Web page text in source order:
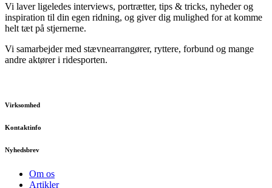
Vi laver ligeledes interviews, portrætter, tips & tricks, nyheder og
inspiration til din egen ridning, og giver dig mulighed for at komme
helt tæt på stjernerne.
Vi samarbejder med stævnearrangører, ryttere, forbund og mange
andre aktører i ridesporten.
Virksomhed
Kontaktinfo
Nyhedsbrev
Om os
Artikler